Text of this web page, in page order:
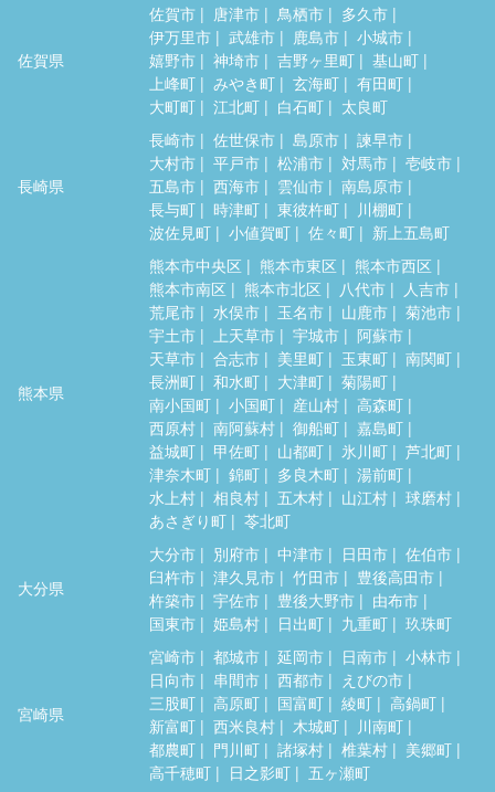
佐賀県
佐賀市 唐津市 鳥栖市
多久市
伊万里市
武雄市 鹿島市
小城市
嬉野市
神埼市 吉野ヶ里町
基山町
上峰町
みやき町 玄海町
有田町
大町町
江北町 白石町 太良町
長崎県
長崎市 佐世保市 島原市
諫早市
大村市
平戸市 松浦市 対馬市
壱岐市
五島市
西海市 雲仙市
南島原市
長与町
時津町 東彼杵町
川棚町
波佐見町
小値賀町 佐々町 新上五島町
熊本県
熊本市中央区 熊本市東区
熊本市西区
熊本市南区
熊本市北区 八代市
人吉市
荒尾市
水俣市 玉名市 山鹿市
菊池市
宇土市
上天草市 宇城市
阿蘇市
天草市
合志市 美里町 玉東町
南関町
長洲町
和水町 大津町
菊陽町
南小国町
小国町 産山村
高森町
西原村
南阿蘇村 御船町
嘉島町
益城町
甲佐町 山都町 氷川町
芦北町
津奈木町
錦町 多良木町
湯前町
水上村
相良村 五木村 山江村
球磨村
あさぎり町
苓北町
大分県
大分市 別府市 中津市 日田市
佐伯市
臼杵市
津久見市 竹田市
豊後高田市
杵築市
宇佐市 豊後大野市
由布市
国東市
姫島村 日出町 九重町 玖珠町
宮崎県
宮崎市 都城市 延岡市 日南市
小林市
日向市
串間市 西都市
えびの市
三股町
高原町 国富町 綾町
高鍋町
新富町
西米良村 木城町
川南町
都農町
門川町 諸塚村 椎葉村
美郷町
高千穂町
日之影町 五ヶ瀬町